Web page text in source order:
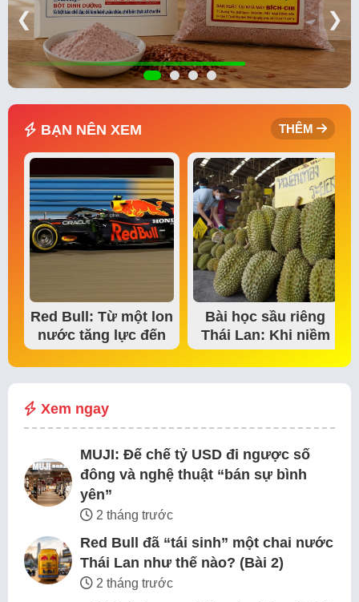
❮ ❯
BẠN NÊN XEM THÊM
Red Bull: Từ một lon
nước tăng lực đến
đế chế thể…
Bài học sầu riêng
Thái Lan: Khi niềm
tin thị trường bắt…
Xem ngay
MUJI: Đế chế tỷ USD đi ngược số
đông và nghệ thuật “bán sự bình
yên”
2 tháng trước
Red Bull đã “tái sinh” một chai nước
Thái Lan như thế nào? (Bài 2)
2 tháng trước